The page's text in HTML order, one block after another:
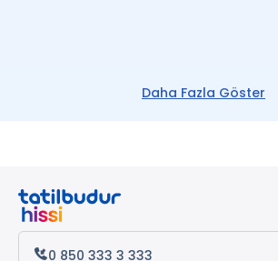
Daha Fazla Göster
0 850 333 3 333